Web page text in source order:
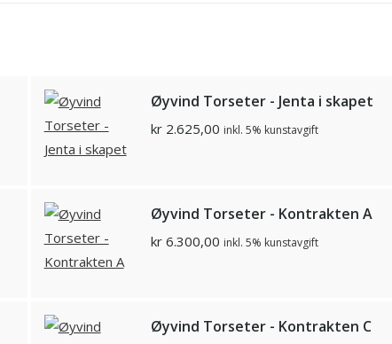
Øyvind Torseter - Jenta i skapet
kr2.625,00 inkl. 5% kunstavgift
Øyvind Torseter - Kontrakten A
kr6.300,00 inkl. 5% kunstavgift
Øyvind Torseter - Kontrakten C